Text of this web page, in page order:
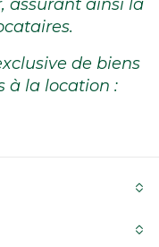
assurant ainsi la
de biens
à la location :